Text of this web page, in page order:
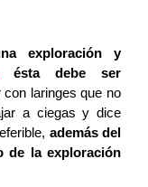
exploración y
ésta debe ser
con laringes que no
a ciegas y dice
además del
de la exploración